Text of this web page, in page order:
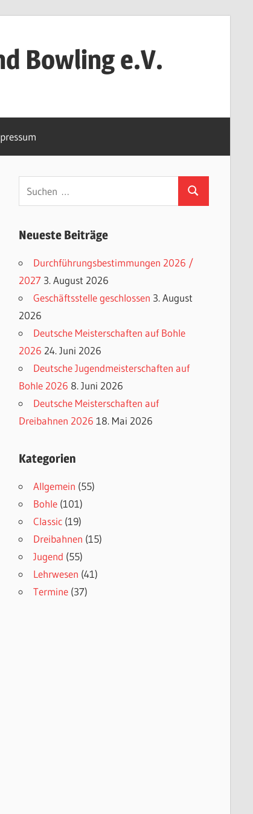
Bowling e.V.
Suchen
Neueste Beiträge
Durchführungsbestimmungen 2026 /
2027 3. August 2026
Geschäftsstelle geschlossen 3. August
2026
Deutsche Meisterschaften auf Bohle
2026 24. Juni 2026
Deutsche Jugendmeisterschaften auf
Bohle 2026 8. Juni 2026
Deutsche Meisterschaften auf
Dreibahnen 2026 18. Mai 2026
Kategorien
Allgemein (55)
Bohle(101)
Classic(19)
Dreibahnen (15)
Jugend (55)
Lehrwesen (41)
Termine(37)